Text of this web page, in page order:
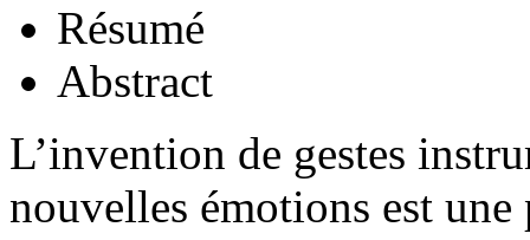
Résumé
Abstract
L’invention de gestes
nouvelles émotions est